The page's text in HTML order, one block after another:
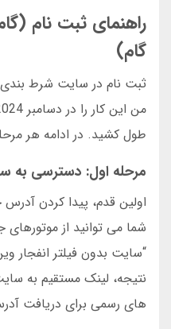
گام)
ثبت نام در سایت شرط
طول کشید. در ادامه هر
مرحله اول: دسترسی به
اولین قدم، پیدا کردن
شما می توانید از
“سایت بدون فیلتر انفجار
نتیجه، لینک مستقیم به
های رسمی برای دریافت